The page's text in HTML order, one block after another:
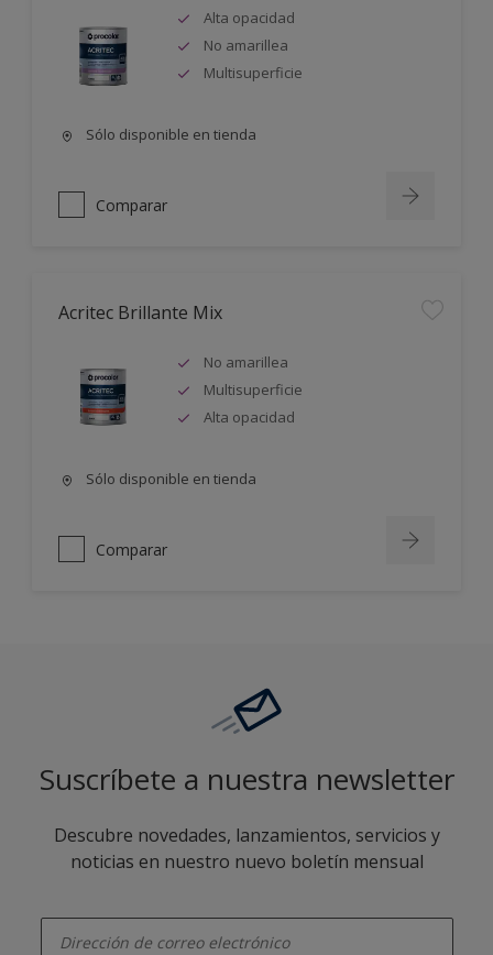
Alta opacidad
No amarillea
Multisuperficie
Sólo disponible en tienda
Comparar
Acritec Brillante Mix
No amarillea
Multisuperficie
Alta opacidad
Sólo disponible en tienda
Comparar
Suscríbete a nuestra newsletter
Descubre novedades, lanzamientos, servicios y
noticias en nuestro nuevo boletín mensual